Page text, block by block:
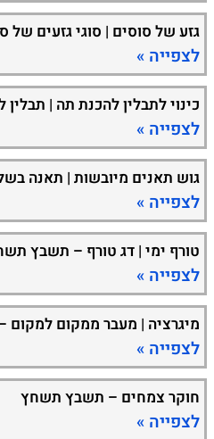
גזע של סוסים | סוגי גזעים
לצפייה »
כינוי לתבלין להכנת תה |
לצפייה »
גוש תאנים מיובשות | תאנה
לצפייה »
טורף ימי | דג טורף – תשבץ
לצפייה »
מיגרציה | מעבר ממקום
לצפייה »
חוקר צמחים – תשבץ תשחץ
לצפייה »